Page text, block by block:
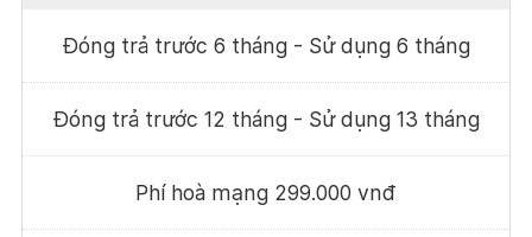
Đóng trả trước 6 tháng - Sử dụng 6 tháng
Đóng trả trước 12 tháng - Sử dụng 13 tháng
Phí hoà mạng 299.000 vnđ